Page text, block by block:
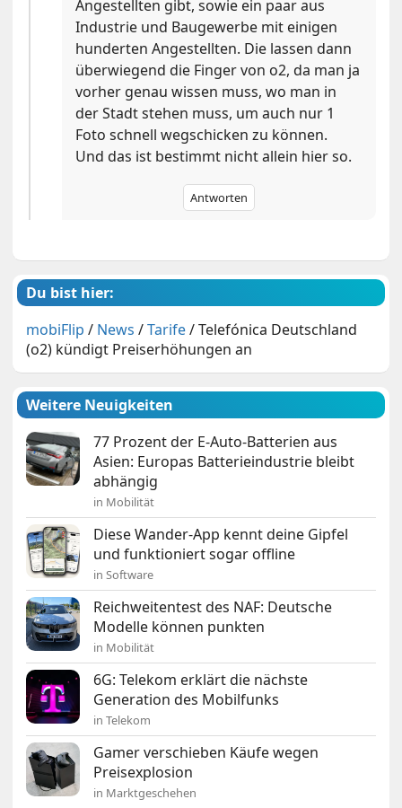
Angestellten gibt, sowie ein paar aus
Industrie und Baugewerbe mit einigen
hunderten Angestellten. Die lassen dann
überwiegend die Finger von o2, da man ja
vorher genau wissen muss, wo man in
der Stadt stehen muss, um auch nur 1
Foto schnell wegschicken zu können.
Und das ist bestimmt nicht allein hier so.
Antworten
Du bist hier:
mobiFlip / News /Tarife/Telefónica Deutschland
(o2) kündigt Preiserhöhungen an
Weitere Neuigkeiten
77 Prozent der E-Auto-Batterien aus
Asien: Europas Batterieindustrie bleibt
abhängig
in Mobilität
Diese Wander-App kennt deine Gipfel
und funktioniert sogar offline
in Software
Reichweitentest des NAF: Deutsche
Modelle können punkten
in Mobilität
6G: Telekom erklärt die nächste
Generation des Mobilfunks
in Telekom
Gamer verschieben Käufe wegen
Preisexplosion
in Marktgeschehen